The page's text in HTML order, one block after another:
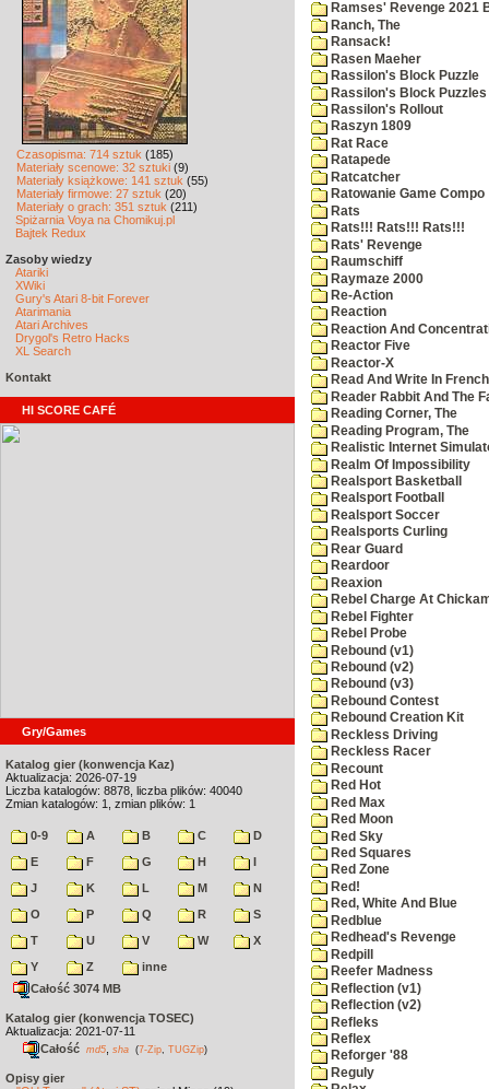
Czasopisma: 714 sztuk (185)
Materiały scenowe: 32 sztuki (9)
Materiały książkowe: 141 sztuk (55)
Materiały firmowe: 27 sztuk (20)
Materiały o grach: 351 sztuk (211)
Spiżarnia Voya na Chomikuj.pl
Bajtek Redux
Zasoby wiedzy
Atariki
XWiki
Gury's Atari 8-bit Forever
Atarimania
Atari Archives
Drygol's Retro Hacks
XL Search
Kontakt
HI SCORE CAFÉ
Gry/Games
Katalog gier (konwencja Kaz)
Aktualizacja: 2026-07-19
Liczba katalogów: 8878, liczba plików: 40040
Zmian katalogów: 1, zmian plików: 1
0-9 A B C
D
E
F G H
I
J
K L M
N
O
P Q R
S
T
U V W
X
Y
Z
inne
Całość 3074 MB
Katalog gier (konwencja TOSEC)
Aktualizacja: 2021-07-11
Całość md5 sha (7-Zip TUGZip)
Opisy gier
Ramses' Revenge 2021
Ranch, The
Ransack!
Rasen Maeher
Rassilon's Block Puzzle
Rassilon's Block Puzzles
Rassilon's Rollout
Raszyn 1809
Rat Race
Ratapede
Ratcatcher
Ratowanie Game Compo
Rats
Rats!!! Rats!!! Rats!!!
Rats' Revenge
Raumschiff
Raymaze 2000
Re-Action
Reaction
Reaction And
Reactor Five
Reactor-X
Read And Write In
Reader Rabbit And The
Reading Corner, The
Reading Program, The
Realistic Internet
Realm Of Impossibility
Realsport Basketball
Realsport Football
Realsport Soccer
Realsports Curling
Rear Guard
Reardoor
Reaxion
Rebel Charge At
Rebel Fighter
Rebel Probe
Rebound (v1)
Rebound (v2)
Rebound (v3)
Rebound Contest
Rebound Creation Kit
Reckless Driving
Reckless Racer
Recount
Red Hot
Red Max
Red Moon
Red Sky
Red Squares
Red Zone
Red!
Red, White And Blue
Redblue
Redhead's Revenge
Redpill
Reefer Madness
Reflection (v1)
Reflection (v2)
Refleks
Reflex
Reforger '88
Reguly